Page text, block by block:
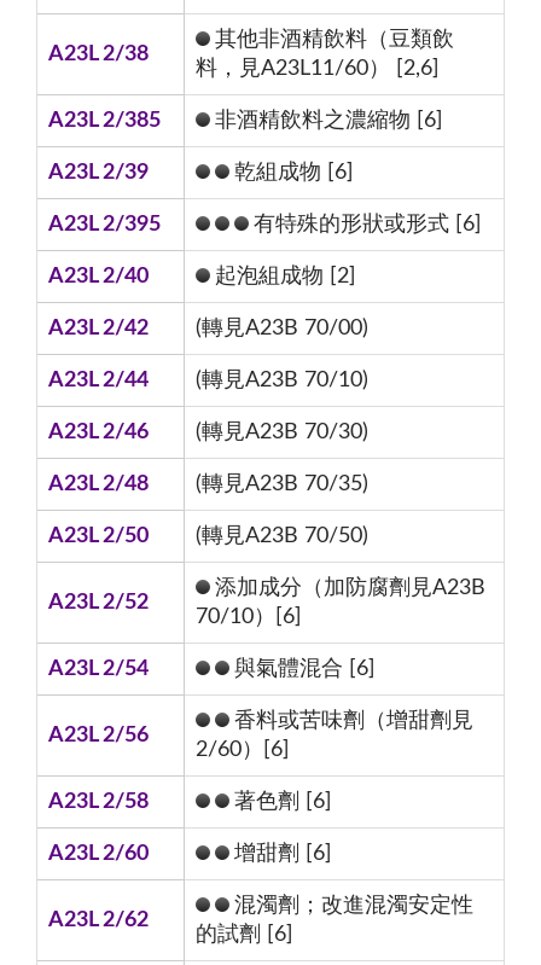
A23L 2/38
其他非酒精飲料（豆類飲
料，見A23L11/60） [2,6]
A23L 2/385 非酒精飲料之濃縮物 [6]
A23L 2/39 乾組成物 [6]
A23L 2/395 有特殊的形狀或形式 [6]
A23L 2/40 起泡組成物 [2]
A23L 2/42 (轉見A23B 70/00)
A23L 2/44 (轉見A23B 70/10)
A23L 2/46 (轉見A23B 70/30)
A23L 2/48 (轉見A23B 70/35)
A23L 2/50 (轉見A23B 70/50)
A23L 2/52
添加成分（加防腐劑見A23B
70/10）[6]
A23L 2/54 與氣體混合 [6]
A23L 2/56
香料或苦味劑（增甜劑見
2/60）[6]
A23L 2/58 著色劑 [6]
A23L 2/60 增甜劑 [6]
A23L 2/62
混濁劑；改進混濁安定性
的試劑 [6]